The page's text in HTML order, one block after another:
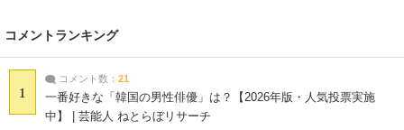
コメントランキング
1
コメント数： 21
一番好きな「韓国の男性俳優」は？【2026年版・人気投票実施
中】 | 芸能人 ねとらぼリサーチ